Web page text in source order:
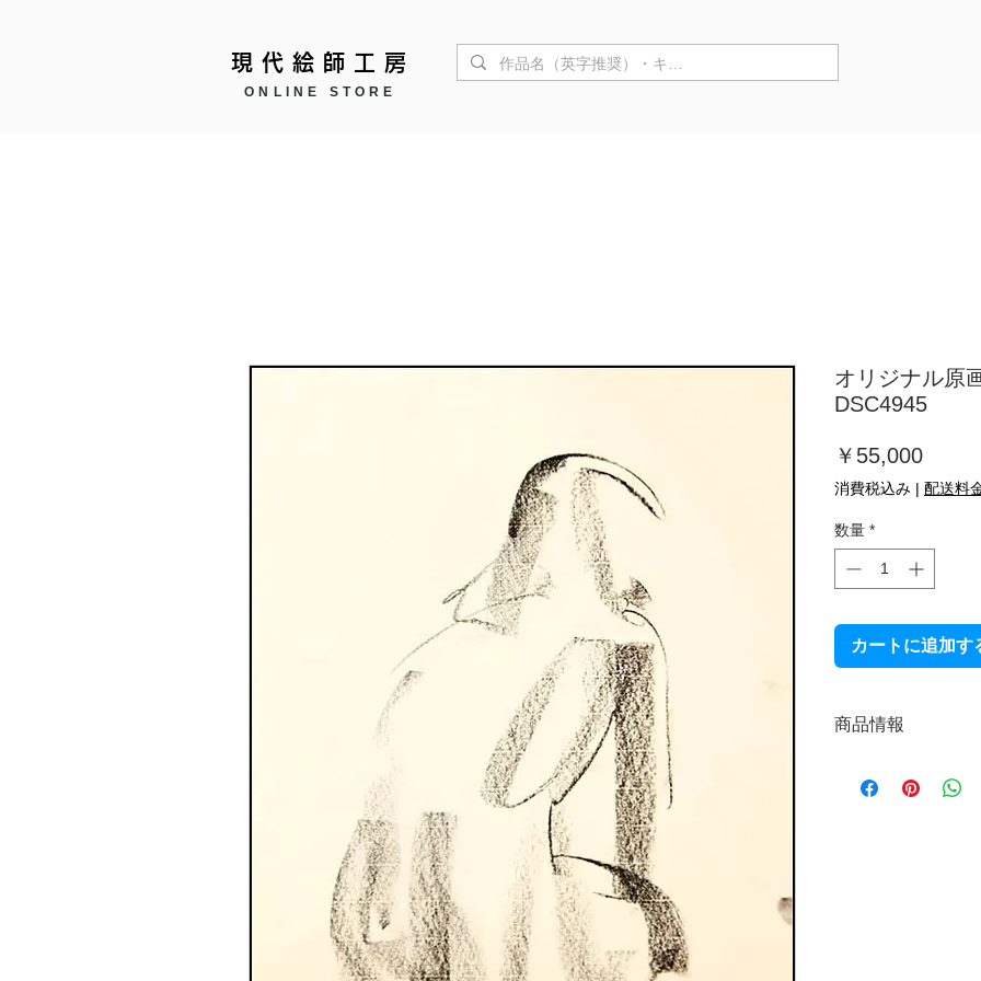
現代絵師工房
ONLINE STORE
オリジナル原
DSC4945
￥55,000価
格
消費税込み | 配送料
数量 *
カートに追加す
商品情報
制作年：2011年